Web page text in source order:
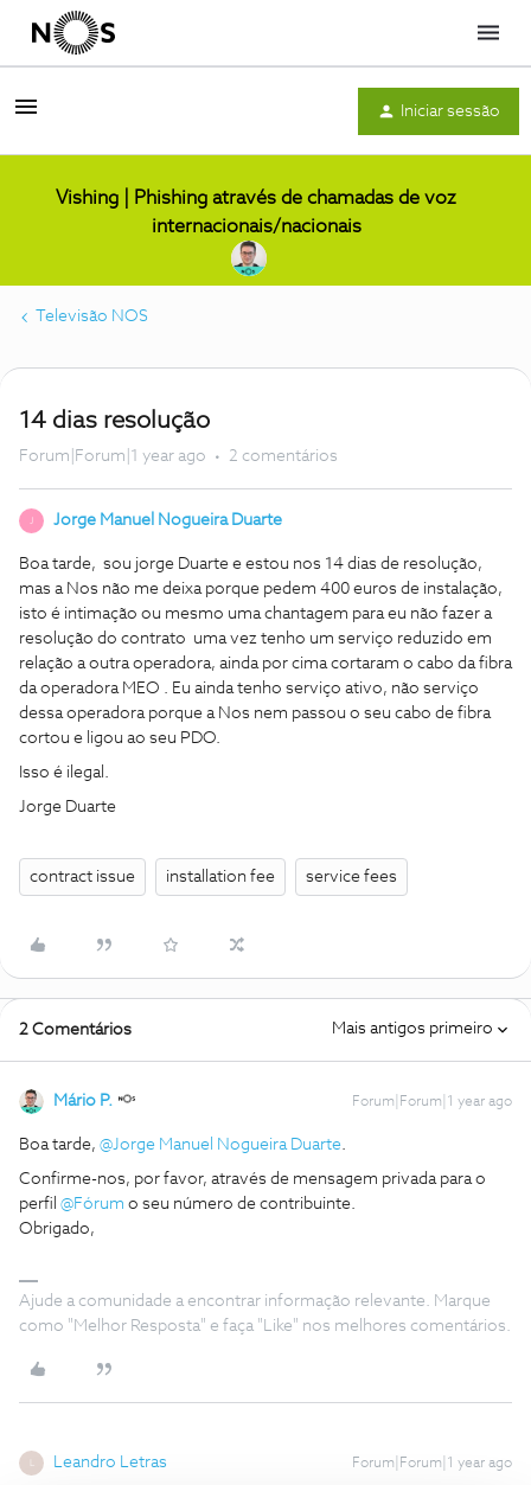
Menu
Iniciar sessão
Vishing | Phishing através de chamadas de voz
internacionais/nacionais
Televisão NOS
14 dias resolução
Forum|Forum|1 year ago 2 comentários
Jorge Manuel Nogueira Duarte
Boa tarde, sou jorge Duarte e estou nos 14 dias de resolução,
mas a Nos não me deixa porque pedem 400 euros de instalação,
isto é intimação ou mesmo uma chantagem para eu não fazer a
resolução do contrato uma vez tenho um serviço reduzido em
relação a outra operadora, ainda por cima cortaram o cabo da fibra
da operadora MEO . Eu ainda tenho serviço ativo, não serviço
dessa operadora porque a Nos nem passou o seu cabo de fibra
cortou e ligou ao seu PDO.
Isso é ilegal.
Jorge Duarte
contract issue installation fee service fees
2 Comentários Mais antigos primeiro
Mário P. Forum|Forum|1 year ago
Boa tarde, ​ @Jorge Manuel Nogueira Duarte.
Confirme-nos, por favor, através de mensagem privada para o
perfil ​ @Fórum o seu número de contribuinte.
Obrigado,
Ajude a comunidade a encontrar informação relevante. Marque
como "Melhor Resposta" e faça "Like" nos melhores comentários.
Leandro Letras Forum|Forum|1 year ago